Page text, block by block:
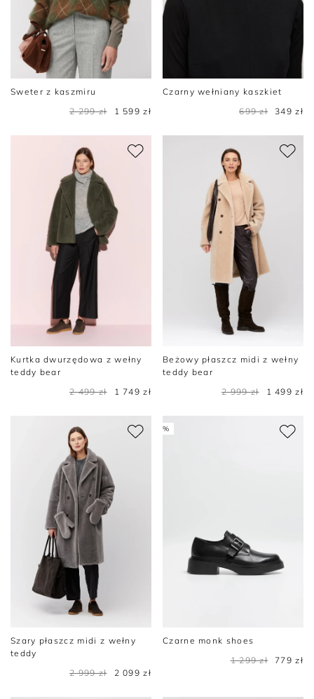
Sweter z kaszmiru
2 299 zł
1 599 zł
Czarny wełniany kaszkiet
699 zł
349 zł
Kurtka dwurzędowa z wełny
teddy bear
2 499 zł
1 749 zł
Beżowy płaszcz midi z wełny
teddy bear
2 999 zł
1 499 zł
Szary płaszcz midi z wełny
teddy
2 999 zł
2 099 zł
%
Czarne monk shoes
1 299 zł
779 zł